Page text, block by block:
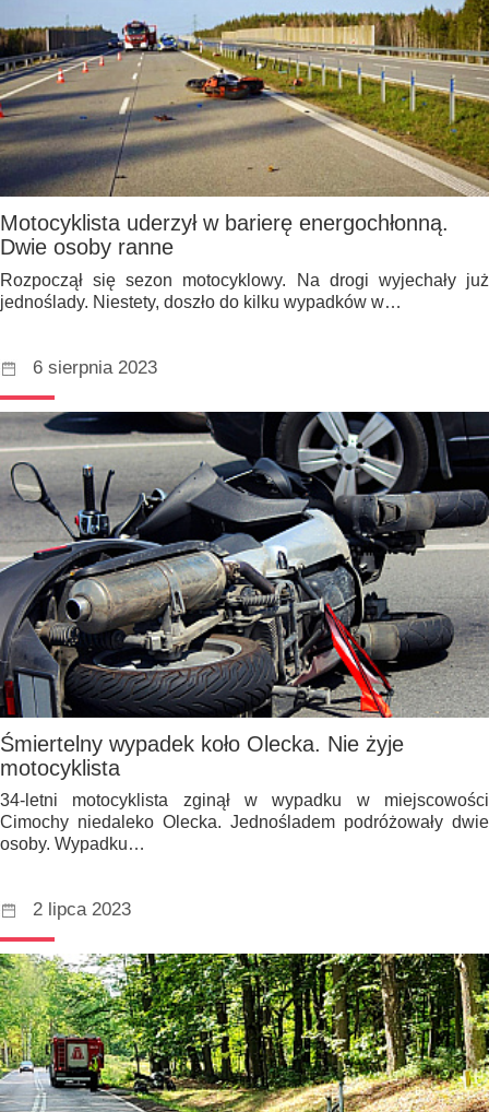
Motocyklista uderzył w barierę energochłonną.
Dwie osoby ranne
Rozpoczął się sezon motocyklowy. Na drogi wyjechały już
jednoślady. Niestety, doszło do kilku wypadków w…
6 sierpnia 2023
Śmiertelny wypadek koło Olecka. Nie żyje
motocyklista
34-letni motocyklista zginął w wypadku w miejscowości
Cimochy niedaleko Olecka. Jednośladem podróżowały dwie
osoby. Wypadku…
2 lipca 2023